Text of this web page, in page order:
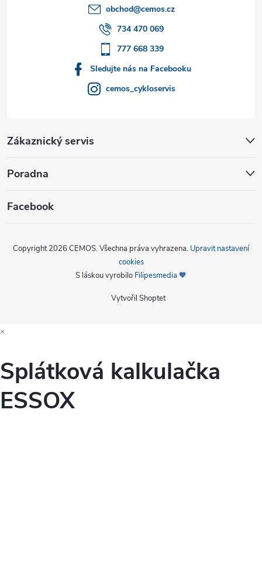
obchod@cemos.cz
734 470 069
777 668 339
Sledujte nás na Facebooku
cemos_cykloservis
Zákaznický servis
Poradna
Facebook
Vytvořil Shoptet
Copyright 2026 CEMOS. Všechna práva vyhrazena. Upravit nastavení
cookies
S láskou vyrobilo Filipesmedia 🧡
×
Splátková kalkulačka
ESSOX